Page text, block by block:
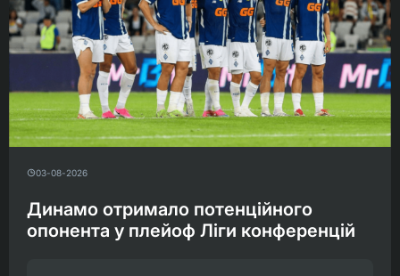
03-08-2026
Динамо отримало потенційного
опонента у плейоф Ліги конференцій